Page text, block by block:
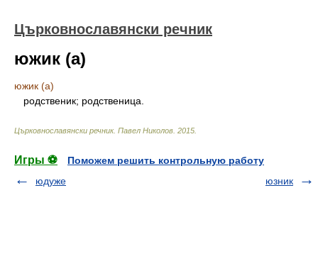
Църковнославянски речник
южик (а)
южик (а)
родственик; родственица.
Църковнославянски речник. Павел Николов 2015
Игры ⚽
Поможем решить контрольную работу
юдуже
юзник